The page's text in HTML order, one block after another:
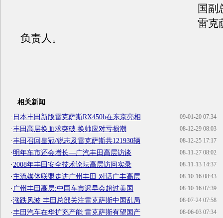
国副
雷克
负责人。
相关新闻
09-01-20 07:34
· 日本丰田新版雷克萨斯RX450h在东京亮相
08-12-29 08:03
·丰田高层换血求突破 换帅应对亏损潮
08-12-25 17:17
·丰田召回皇冠/锐志及雷克萨斯共121930辆
08-11-27 08:02
·明年车市还会增长—广汽丰田高层访谈
08-11-13 14:37
·2008年丰田安全技术论坛高层访问实录
08-10-16 08:43
·主流媒体联盟走进广州丰田 对话广丰高层
08-10-16 07:39
· 广州丰田高层:中国车市迟早会超过美国
08-07-24 07:58
·涨跌风波 丰田总部关注雷克萨斯中国乱局
08-06-03 07:34
·丰田汽车在华扩充产能 雷克萨斯有望国产